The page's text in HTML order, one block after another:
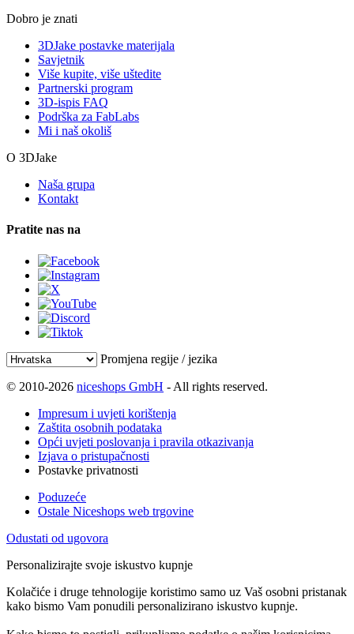
Dobro je znati
3DJake postavke materijala
Savjetnik
Više kupite, više uštedite
Partnerski program
3D-ispis FAQ
Podrška za FabLabs
Mi i naš okoliš
O 3DJake
Naša grupa
Kontakt
Pratite nas na
Promjena regije / jezika
© 2010-2026 niceshops GmbH - All rights reserved.
Impresum i uvjeti korištenja
Zaštita osobnih podataka
Opći uvjeti poslovanja i pravila otkazivanja
Izjava o pristupačnosti
Postavke privatnosti
Poduzeće
Ostale Niceshops web trgovine
Odustati od ugovora
Personalizirajte svoje iskustvo kupnje
Kolačiće i druge tehnologije koristimo samo uz Vaš osobni pristanak
kako bismo Vam ponudili personalizirano iskustvo kupnje.